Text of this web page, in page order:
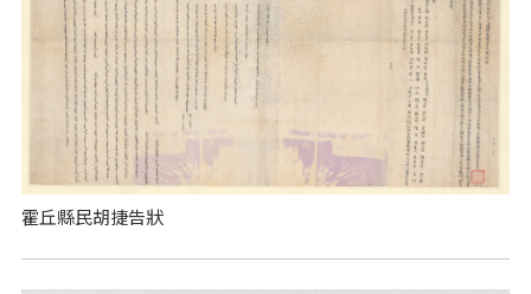
霍丘縣民胡捷告狀